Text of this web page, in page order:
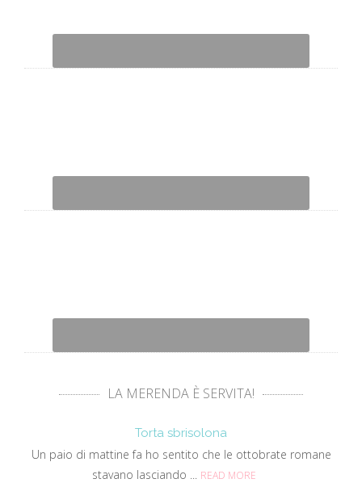
LA MERENDA È SERVITA!
Torta sbrisolona
Un paio di mattine fa ho sentito che le ottobrate romane
stavano lasciando ... READ MORE